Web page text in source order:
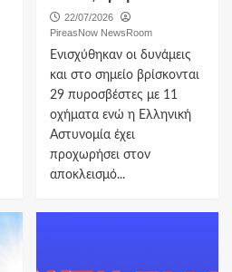
22/07/2026
PireasNow NewsRoom
Ενισχύθηκαν οι δυνάμεις
και στο σημείο βρίσκονται
29 πυροσβέστες με 11
οχήματα ενώ η Ελληνική
Αστυνομία έχει
προχωρήσει στον
αποκλεισμό...